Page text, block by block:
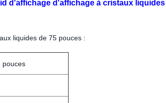
d'affichage d'affichage à cristaux
liquides de 75 pouces :
pouces